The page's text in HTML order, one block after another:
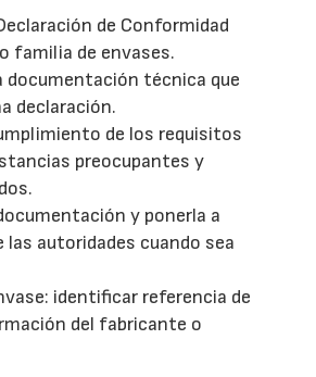
de Conformidad
familia de envases.
documentación técnica que
declaración.
de los requisitos
preocupantes y
y ponerla a
las autoridades cuando sea
identificar referencia de
del fabricante o